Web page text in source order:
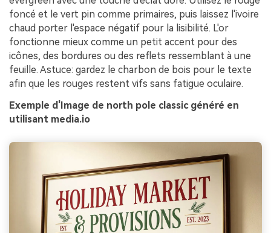
foncé et le vert pin comme primaires, puis laissez l'ivoire
chaud porter l'espace négatif pour la lisibilité. L'or
fonctionne mieux comme un petit accent pour des
icônes, des bordures ou des reflets ressemblant à une
feuille. Astuce: gardez le charbon de bois pour le texte
afin que les rouges restent vifs sans fatigue oculaire.
Exemple d'Image de north pole classic généré en
utilisant media.io